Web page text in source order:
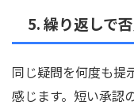
5. 繰り返しで
同じ疑問を何度も提
感じます。短い承認